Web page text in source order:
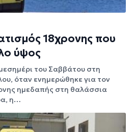
18χρονης που
ύψος
του Σαββάτου στη
όταν ενημερώθηκε για τον
ημεδαπής στη θαλάσσια
η…